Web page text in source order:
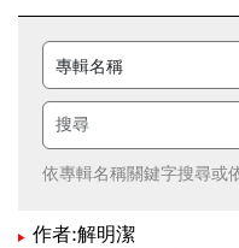
依專輯名稱關鍵字搜尋或
作者:解明潔